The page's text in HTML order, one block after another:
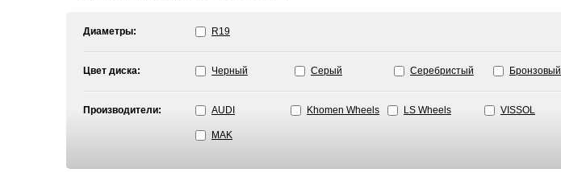
Диаметры: R19
Цвет диска: Черный Серый Серебристый Бронзовый
Производители: AUDI Khomen Wheels LS Wheels VISSOL
MAK